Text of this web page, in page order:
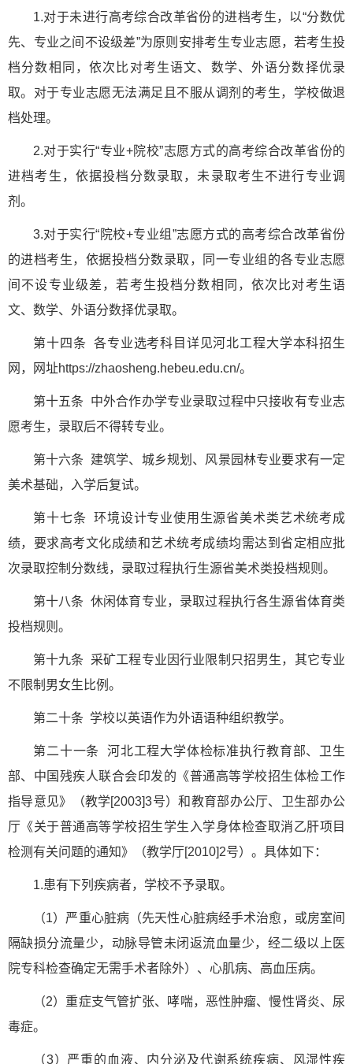
1.对于未进行高考综合改革省份的进档考生，以“分数优
先、专业之间不设级差”为原则安排考生专业志愿，若考生投
档分数相同，依次比对考生语文、数学、外语分数择优录
取。对于专业志愿无法满足且不服从调剂的考生，学校做退
档处理。
2.对于实行“专业+院校”志愿方式的高考综合改革省份的
进档考生，依据投档分数录取，未录取考生不进行专业调
剂。
3.对于实行“院校+专业组”志愿方式的高考综合改革省份
的进档考生，依据投档分数录取，同一专业组的各专业志愿
间不设专业级差，若考生投档分数相同，依次比对考生语
文、数学、外语分数择优录取。
第十四条 各专业选考科目详见河北工程大学本科招生
网，网址https://zhaosheng.hebeu.edu.cn/。
第十五条 中外合作办学专业录取过程中只接收有专业志
愿考生，录取后不得转专业。
第十六条 建筑学、城乡规划、风景园林专业要求有一定
美术基础，入学后复试。
第十七条 环境设计专业使用生源省美术类艺术统考成
绩，要求高考文化成绩和艺术统考成绩均需达到省定相应批
次录取控制分数线，录取过程执行生源省美术类投档规则。
第十八条 休闲体育专业，录取过程执行各生源省体育类
投档规则。
第十九条 采矿工程专业因行业限制只招男生，其它专业
不限制男女生比例。
第二十条 学校以英语作为外语语种组织教学。
第二十一条 河北工程大学体检标准执行教育部、卫生
部、中国残疾人联合会印发的《普通高等学校招生体检工作
指导意见》（教学[2003]3号）和教育部办公厅、卫生部办公
厅《关于普通高等学校招生学生入学身体检查取消乙肝项目
检测有关问题的通知》（教学厅[2010]2号）。具体如下：
1.患有下列疾病者，学校不予录取。
（1）严重心脏病（先天性心脏病经手术治愈，或房室间
隔缺损分流量少，动脉导管未闭返流血量少，经二级以上医
院专科检查确定无需手术者除外）、心肌病、高血压病。
（2）重症支气管扩张、哮喘，恶性肿瘤、慢性肾炎、尿
毒症。
（3）严重的血液、内分泌及代谢系统疾病、风湿性疾